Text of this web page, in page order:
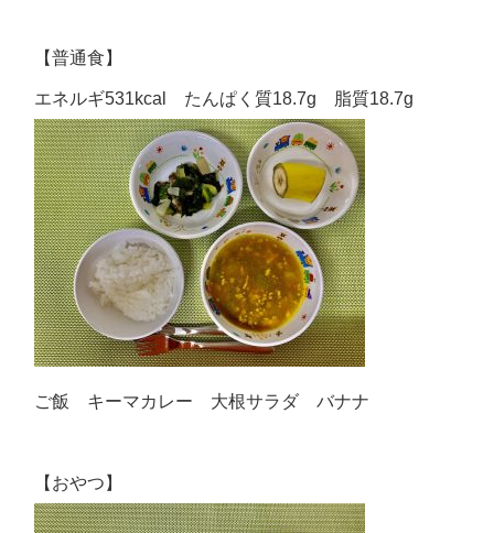
【普通食】
エネルギ531kcal たんぱく質18.7g 脂質18.7g
ご飯 キーマカレー 大根サラダ バナナ
【おやつ】